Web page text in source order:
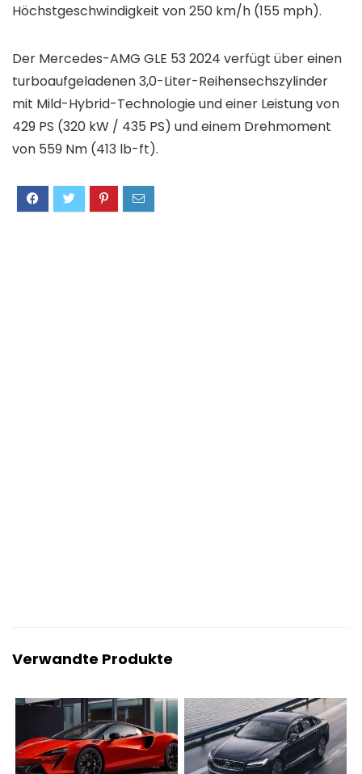
Höchstgeschwindigkeit von 250 km/h (155 mph).
Der Mercedes-AMG GLE 53 2024 verfügt über einen
turboaufgeladenen 3,0-Liter-Reihensechszylinder
mit Mild-Hybrid-Technologie und einer Leistung von
429 PS (320 kW / 435 PS) und einem Drehmoment
von 559 Nm (413 lb-ft).
Verwandte Produkte